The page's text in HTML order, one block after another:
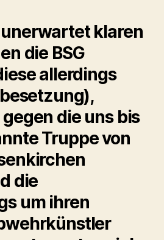
klaren
die BSG
allerdings
die uns bis
Truppe von
die
um ihren